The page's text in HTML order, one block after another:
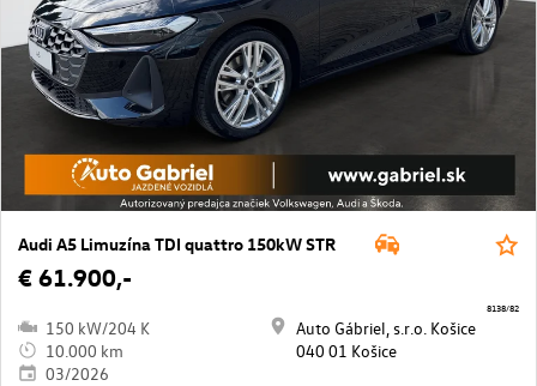
Audi A5 Limuzína TDI quattro 150kW STR
€ 61.900,-
150 kW/204 K
10.000 km
03/2026
Auto Gábriel, s.r.o. Košice
040 01 Košice
8138/82